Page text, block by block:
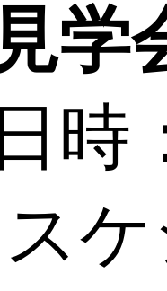
見学
：